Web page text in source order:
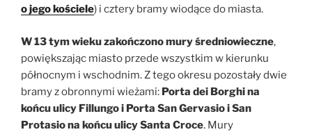
o jego kościele) i cztery bramy wiodące do miasta.
W 13 tym wieku zakończono mury średniowieczne,
powiększając miasto przede wszystkim w kierunku
północnym i wschodnim. Z tego okresu pozostały dwie
bramy z obronnymi wieżami: Porta dei Borghi na
końcu ulicy Fillungo i Porta San Gervasio i San
Protasio na końcu ulicy Santa Croce. Mury